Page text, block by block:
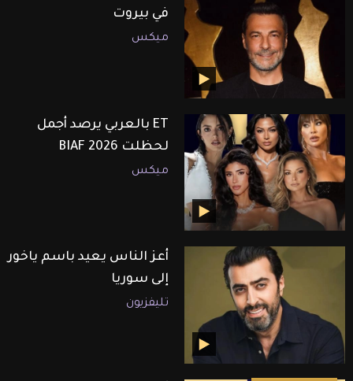
في بيروت
ميكس
ET بالعربي يرصد أجمل
لحظلت BIAF 2026
ميكس
أعز الناس يعيد باسم ياخور
إلى سوريا
تليفزيون